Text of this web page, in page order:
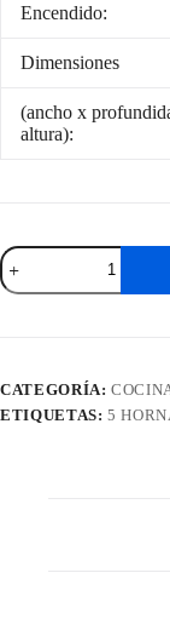
Encendido:
Dimensiones
(ancho x
altura):
Cocina
a
Gas
C
150
CATEGORÍA:
ETIQUETAS:5